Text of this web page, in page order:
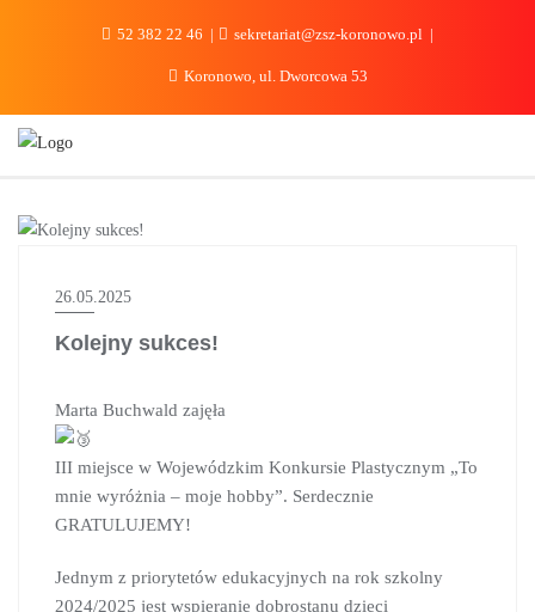
52 382 22 46 sekretariat@zsz-koronowo.pl
Koronowo, ul. Dworcowa 53
26.05.2025
Kolejny sukces!
Marta Buchwald zajęła
III miejsce w Wojewódzkim Konkursie Plastycznym „To
mnie wyróżnia – moje hobby”. Serdecznie
GRATULUJEMY!
Jednym z priorytetów edukacyjnych na rok szkolny
2024/2025 jest wspieranie dobrostanu dzieci